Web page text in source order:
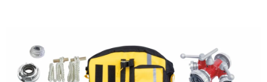
hvězdiček.